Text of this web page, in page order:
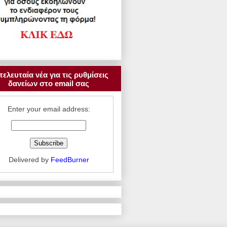
νέα για τις ρυθμίσεις
δανείων στο email σας
Enter your email address:
Delivered by FeedBurner